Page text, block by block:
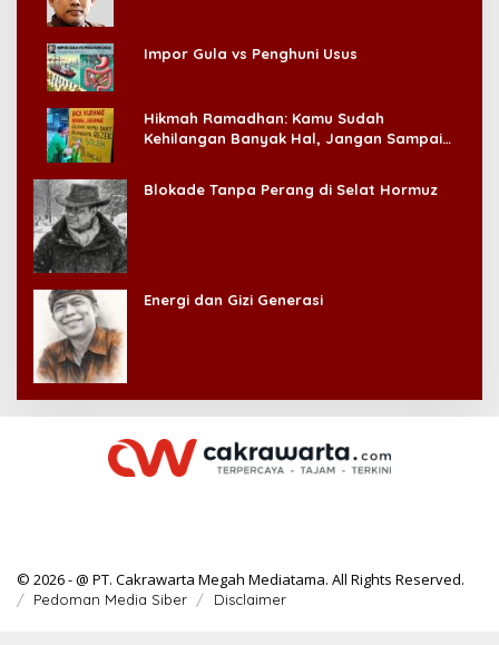
Impor Gula vs Penghuni Usus
Hikmah Ramadhan: Kamu Sudah
Kehilangan Banyak Hal, Jangan Sampai
Blokade Tanpa Perang di Selat Hormuz
Energi dan Gizi Generasi
© 2026 - @ PT. Cakrawarta Megah Mediatama. All Rights Reserved.
Pedoman Media Siber Disclaimer